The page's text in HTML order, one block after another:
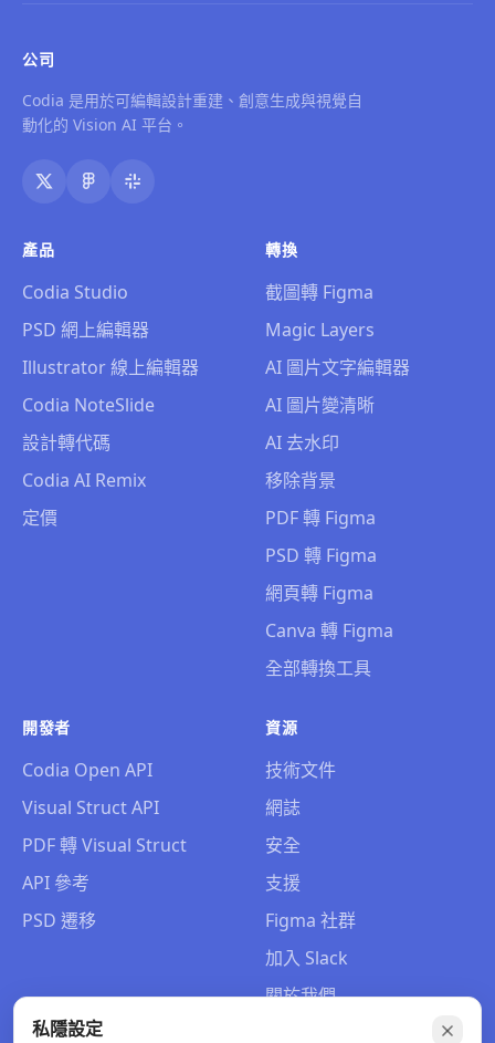
公司
Codia 是用於可編輯設計重建、創意生成與視覺自
動化的 Vision AI 平台。
產品
Codia Studio
PSD 網上編輯器
Illustrator 線上編輯器
Codia NoteSlide
設計轉代碼
Codia AI Remix
定價
轉換
截圖轉 Figma
Magic Layers
AI 圖片文字編輯器
AI 圖片變清晰
AI 去水印
移除背景
PDF 轉 Figma
PSD 轉 Figma
網頁轉 Figma
Canva 轉 Figma
全部轉換工具
開發者
Codia Open API
Visual Struct API
PDF 轉 Visual Struct
API 參考
PSD 遷移
資源
技術文件
網誌
安全
支援
Figma 社群
加入 Slack
關於我們
私隱設定